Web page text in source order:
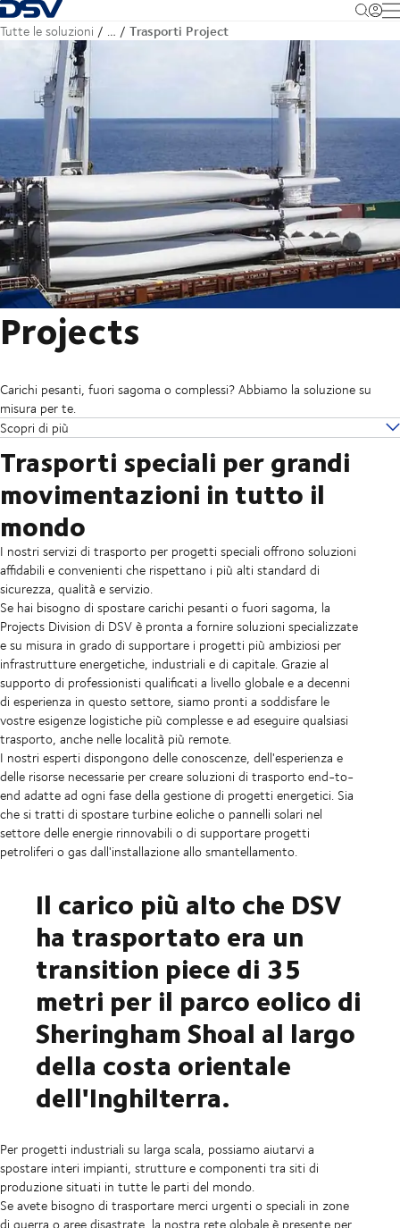
Torna alla pagina iniziale
Tutte le soluzioni … Trasporti Project
Projects
Carichi pesanti, fuori sagoma o complessi? Abbiamo la soluzione su
misura per te.
Scopri di più
Trasporti speciali per grandi
movimentazioni in tutto il
mondo
I nostri servizi di trasporto per progetti speciali offrono soluzioni
affidabili e convenienti che rispettano i più alti standard di
sicurezza, qualità e servizio.
Se hai bisogno di spostare carichi pesanti o fuori sagoma, la
Projects Division di DSV è pronta a fornire soluzioni specializzate
e su misura in grado di supportare i progetti più ambiziosi per
infrastrutture energetiche, industriali e di capitale. Grazie al
supporto di professionisti qualificati a livello globale e a decenni
di esperienza in questo settore, siamo pronti a soddisfare le
vostre esigenze logistiche più complesse e ad eseguire qualsiasi
trasporto, anche nelle località più remote.
I nostri esperti dispongono delle conoscenze, dell'esperienza e
delle risorse necessarie per creare soluzioni di trasporto end-to-
end adatte ad ogni fase della gestione di progetti energetici. Sia
che si tratti di spostare turbine eoliche o pannelli solari nel
settore delle energie rinnovabili o di supportare progetti
petroliferi o gas dall'installazione allo smantellamento.
Il carico più alto che DSV
ha trasportato era un
transition piece di 35
metri per il parco eolico di
Sheringham Shoal al largo
della costa orientale
dell'Inghilterra.
Per progetti industriali su larga scala, possiamo aiutarvi a
spostare interi impianti, strutture e componenti tra siti di
produzione situati in tutte le parti del mondo.
Se avete bisogno di trasportare merci urgenti o speciali in zone
di guerra o aree disastrate, la nostra rete globale è presente per